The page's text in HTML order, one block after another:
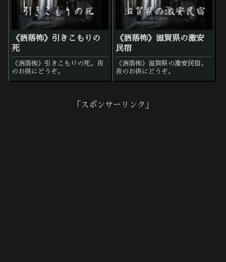
《洒落怖》引きこもりの
死
《洒落怖》引きこもりの死。夜
のお供にどうぞ。
《洒落怖》滋賀県の激安
民宿
《洒落怖》滋賀県の激安民宿。
夜のお供にどうぞ。
「スポンサーリンク」